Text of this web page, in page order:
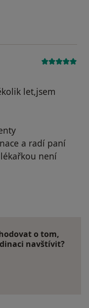
let,jsem
a radí paní
není
o tom,
navštívit?